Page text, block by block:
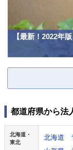
【最新！2022年
都道府県から法
北海道・
東北
北海道